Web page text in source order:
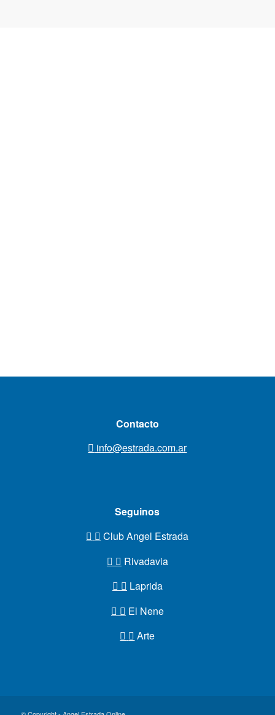
Contacto
info@estrada.com.ar
Seguinos
Club Angel Estrada
Rivadavia
Laprida
El Nene
Arte